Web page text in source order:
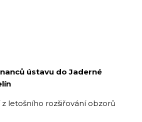
ústavu do Jaderné
letošního rozšiřování obzorů